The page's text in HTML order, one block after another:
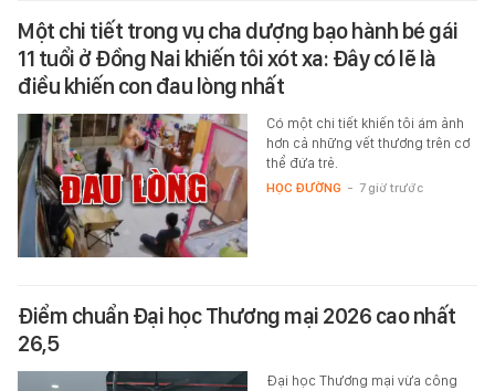
Một chi tiết trong vụ cha dượng bạo hành bé gái
11 tuổi ở Đồng Nai khiến tôi xót xa: Đây có lẽ là
điều khiến con đau lòng nhất
Có một chi tiết khiến tôi ám ảnh
hơn cả những vết thương trên cơ
thể đứa trẻ.
HỌC ĐƯỜNG - 7 giờ trước
Điểm chuẩn Đại học Thương mại 2026 cao nhất
26,5
Đại học Thương mại vừa công